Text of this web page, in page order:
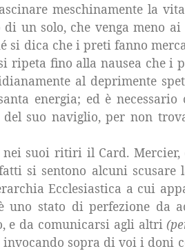
meschinamente la
un solo, che venga meno
dica che i preti fanno
ripeta fino alla nausea che i
al deprimente
energia; ed è
suo naviglio, per non
nei suoi ritiri il Card.
si sentono alcuni
Ecclesiastica a cui
stato di perfezione da
e da comunicarsi agli altri
sopra di voi i doni